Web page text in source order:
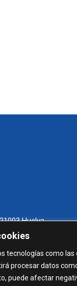
tecnologías como
procesar datos
puede afectar
Huelva